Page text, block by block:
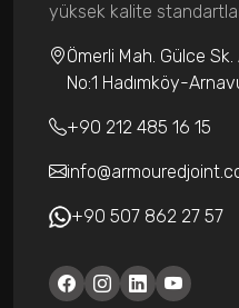
yüksek kalite
Ömerli Mah. Gülce
No:1 Hadımköy-
+90 212 485 16 15
+90 507 862 27 57